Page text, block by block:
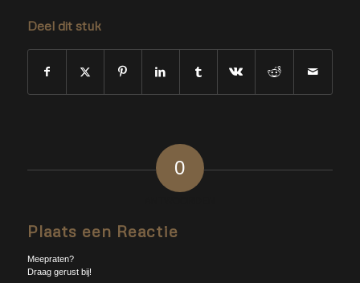
Deel dit stuk
0
Plaats een Reactie
Meepraten?
Draag gerust bij!